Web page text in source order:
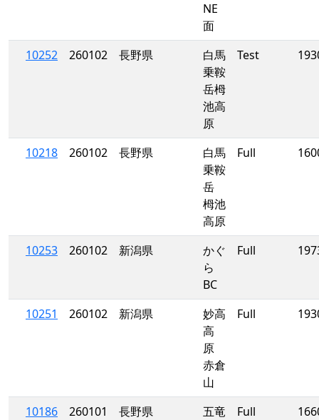
NE
面
10252 260102 長野県
白馬
乗鞍
岳栂
池高
原
Test
10218 260102 長野県
白馬
乗鞍
岳
栂池
高原
Full
10253 260102 新潟県
かぐ
ら
BC
Full
10251 260102 新潟県
妙高
高
原
赤倉
山
Full
10186 260101 長野県
五竜
Full